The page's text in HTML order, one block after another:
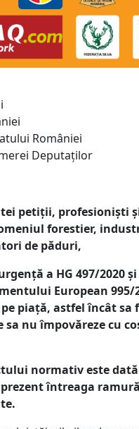
României
Deputaților
petiții, profesioniști
forestier,
de păduri,
a HG 497/2020
European
piață, astfel încât
sa nu împovăreze cu
normativ este
prezent întreaga